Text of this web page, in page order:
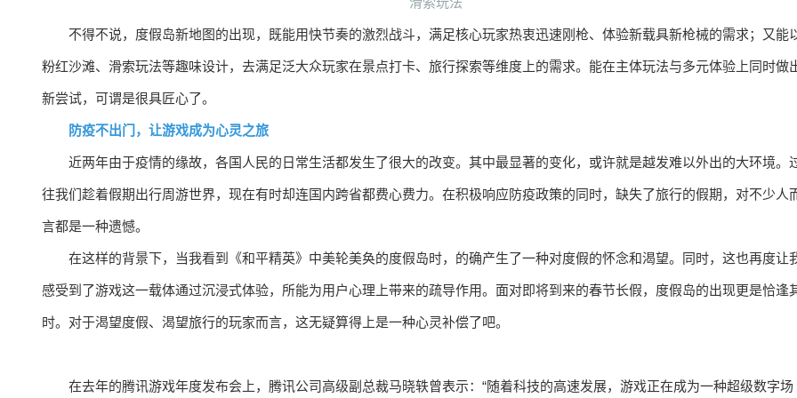
不得不说，度假岛新地图的出现，既能用快节奏的激烈战斗，满足核心玩家热衷迅速刚枪、体验新载具新枪械的需求；又能
粉红沙滩、滑索玩法等趣味设计，去满足泛大众玩家在景点打卡、旅行探索等维度上的需求。能在主体玩法与多元体验上同时做
新尝试，可谓是很具匠心了。
防疫不出门，让游戏成为心灵之旅
近两年由于疫情的缘故，各国人民的日常生活都发生了很大的改变。其中最显著的变化，或许就是越发难以外出的大环境。
往我们趁着假期出行周游世界，现在有时却连国内跨省都费心费力。在积极响应防疫政策的同时，缺失了旅行的假期，对不少人
言都是一种遗憾。
在这样的背景下，当我看到《和平精英》中美轮美奂的度假岛时，的确产生了一种对度假的怀念和渴望。同时，这也再度让
感受到了游戏这一载体通过沉浸式体验，所能为用户心理上带来的疏导作用。面对即将到来的春节长假，度假岛的出现更是恰逢
时。对于渴望度假、渴望旅行的玩家而言，这无疑算得上是一种心灵补偿了吧。
在去年的腾讯游戏年度发布会上，腾讯公司高级副总裁马晓轶曾表示：“随着科技的高速发展，游戏正在成为一种超级数字场